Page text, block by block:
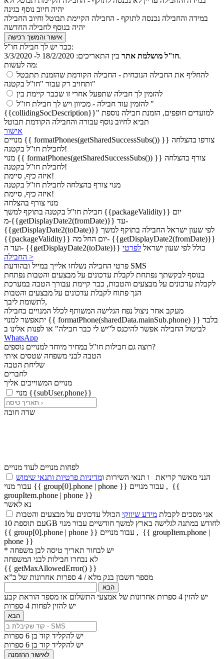
יהיה חיוב נוסף בגינה
במידה והחבילה נכנסה לתוקף - החבילה הקיימת תבוטל וחיוב החבילה
יהיה בנוסף לחבילה החדשה
אישור והמשך רכישה
כבר יש לך חבילת חו"ל:
חו"ל מושלמת אתר בין התאריכים:
18/2/2020 ל- 3/3/2020.
מה לעשות:
להחליף את החבילה הנוכחית - החבילה הקודמת שהזמנת תתבטל
ותחויב רק עבור "חו"ל בקטנה"
להזמין לך חבילה שתפעל אחרי זו שכבר קיימת בין
להזמין עוד חבילה - מכיוון ויש לך חבילת חו"ל "
{{collidingSocDescription}}" למועדים חופפים, הזמנת חבילה נוספת
תביא לחיוב נוסף עבורה והחבילה הקודמת תבוטל
אישור
מנויים {{ formatPhones(getSharedSuccessSubs()) }} צורפו בהצלחה
לחבילת חו"ל בקטנה!
מנוי {{ formatPhones(getSharedSuccessSubs()) }} צורף בהצלחה
לחבילת חו"ל בקטנה!
איזה כיף, סיימת!
מנוי צורף בהצלחה לחבילת חו"ל בקטנה
איזה כיף, סיימת!
מנוי צורף בהצלחה
חבילת חו"ל בקטנה
בתוקף למשך {{packageValidity}} יום
מ-{{getDisplayDate2(fromDate)}} עד-
{{getDisplayDate2(toDate)}} לפי שעון ישראל החבילה בתוקף למשך
{{packageValidity}} יום החל מה- {{getDisplayDate2(fromDate)}}
ועד ה- {{getDisplayDate2(toDate)}} כולל לפי שעון ישראל לפרטי
החבילה >
פרטי החבילה נשלחו אלייך במייל ובהודעת SMS
בנוסף לבקשתך נפתחת לקבלת עדכונים על מבצעים והטבות נפתחת
לקבלת עדכונים על מבצעים והטבות, כבר קיימת עבורך הטבה במערכת
הנך פתוח לקבלת עדכונים על מבצעים והטבות
לתשומת ליבך,
מעקב אחר ניצול נפח הגלישה המשותף לכלל המנויים בחבילה
יתאפשר למנוי {{ formatPhone(sharedData.mainSub.phone) }} בלבד
לביטול החבילה אפשר להיכנס ל"יש לי כבר חבילה" או לפנות אלינו ב
WhatsApp
רוצה גם חבילות חו"ל במחיר מיוחד למנויים נוספים?
הטבה לבני משפחה שטסים איתי
שליחת הטבה
לחברים
מנויים המשוייכים אליך
מנוי {{subUser.phone}}
שדה חובה
לפחות מנויים לעוד מנויים
הנני מאשר קריאת
ו תנאי השירות ומדיניות פרטיות ותנאי שימוש
עבור מנוי {{ group[0].phone | phone }}
, {{
groupItem.phone | phone }}
נא לאשר
אני מסכים לקבלת מידע שיווקי הכולל עדכונים על מבצעים והטבות
עם תוספת 10GB לחודש במתנה לגלישה בארץ למשך חודשיים עבור מנוי
{{ group[0].phone | phone }}
, {{ groupItem.phone |
phone }}
* יש לבחור תאריך טיסה לבן משפחה
לא נבחרו חבילות לבני המשפחה
{{ getMaxAllowedError() }}
מספר חשבון בנק מלא / 4 ספרות אחרונות של כ”א
הבא
יש להזין 4 ספרות אחרונות של אמצעי התשלום או מספר הוראת קבע
יש להזין לפחות 4 ספרות
הבא
יש להקליד קוד בן 6 ספרות
יש להקליד קוד בן 6 ספרות
לאישור ההזמנה